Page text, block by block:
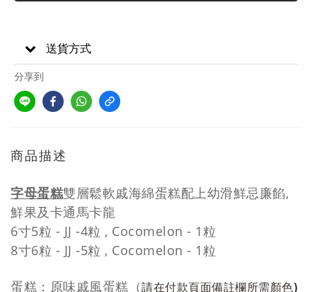
送貨方式
分享到
商品描述
字母蛋糕雙層鬆軟戚海綿蛋糕配上幼滑鮮忌廉餡,
鮮果及卡通馬卡龍
6寸5粒 - JJ -4粒 , Cocomelon - 1粒
8寸6粒 - JJ -5粒 , Cocomelon - 1粒
蛋糕： 原味戚風蛋糕 （請在付款頁面備註欄所需顏色)